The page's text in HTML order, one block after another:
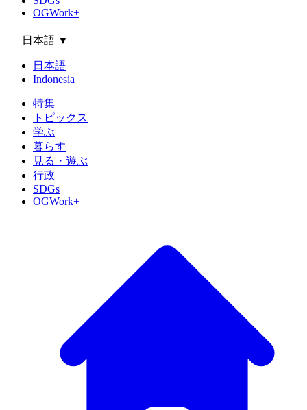
OGWork+
日本語 ▼
日本語
Indonesia
特集
トピックス
学ぶ
暮らす
見る・遊ぶ
行政
SDGs
OGWork+